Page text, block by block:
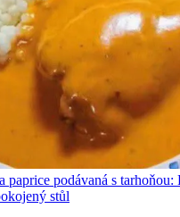
paprice podávaná s tarhoňou:
stůl